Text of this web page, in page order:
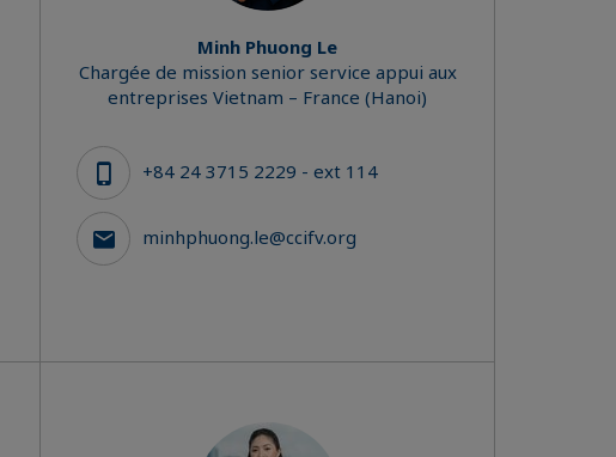
Minh Phuong Le
Chargée de mission senior service appui aux
entreprises Vietnam – France (Hanoi)
+84 24 3715 2229 - ext 114
minhphuong.le@ccifv.org